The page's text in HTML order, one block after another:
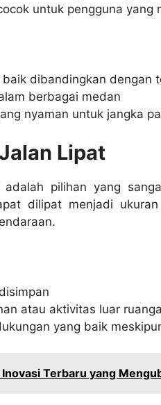
untuk pengguna yang
dibandingkan dengan
berbagai medan
nyaman untuk jangka
Lipat
pilihan yang
dilipat menjadi
atau aktivitas luar
yang baik
Terbaru yang